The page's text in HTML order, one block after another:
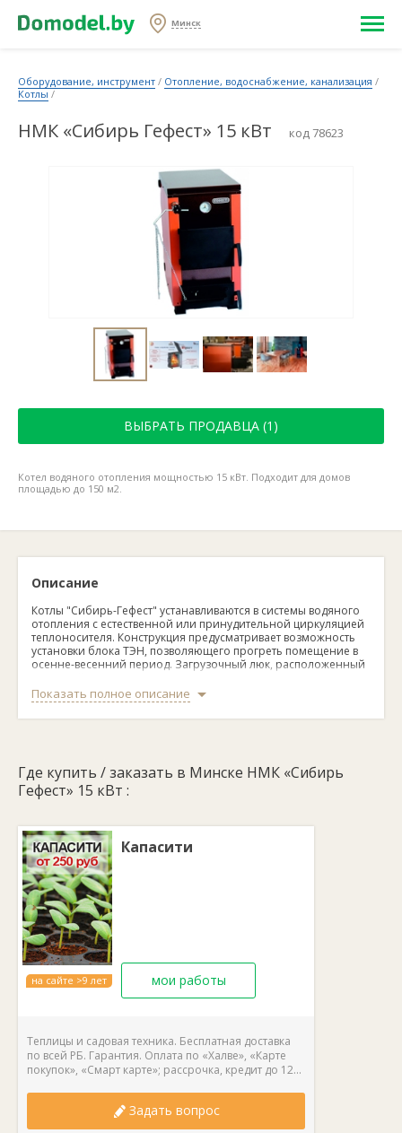
Минск
Оборудование, инструмент / Отопление, водоснабжение, канализация /
Котлы /
НМК «Сибирь Гефест» 15 кВт код 78623
ВЫБРАТЬ ПРОДАВЦА (1)
Котел водяного отопления мощностью 15 кВт. Подходит для домов
площадью до 150 м2.
Описание
Котлы "Сибирь-Гефест" устанавливаются в системы водяного
отопления с естественной или принудительной циркуляцией
теплоносителя. Конструкция предусматривает возможность
установки блока ТЭН, позволяющего прогреть помещение в
осенне-весенний период. Загрузочный люк, расположенный
Технические характеристики:
Мощность: 15 кВт.
Мощность блока ТЭНов:
Напряжение питания ТЭНов:
Рабочее давление в котле:не более 2 мПа.
КПД:80%.
Выход дымохода:
Рекомендуемая высота дымохода:
Объем водяного контура:
Максимальная t воды на выходе:
Вид топлива:
Объем загрузочной камеры:30.
Показать полное описание
Где купить / заказать в Минске НМК «Сибирь
Гефест» 15 кВт :
на сайте >9 лет
Капасити
мои работы
Теплицы и садовая техника. Бесплатная доставка
по всей РБ. Гарантия. Оплата по «Халве», «Карте
покупок», «Смарт карте»; рассрочка, кредит до 12...
Задать вопрос